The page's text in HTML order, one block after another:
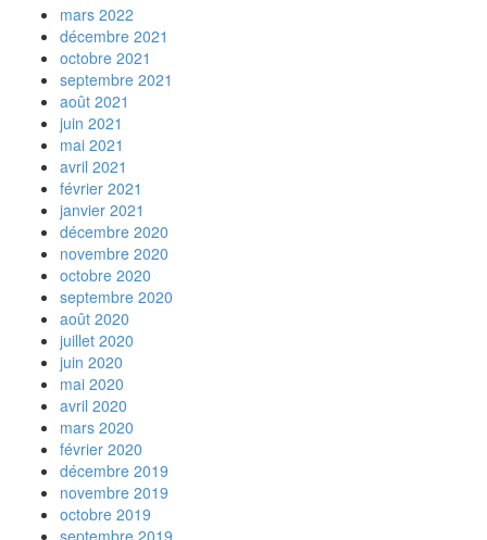
mars 2022
décembre 2021
octobre 2021
septembre 2021
août 2021
juin 2021
mai 2021
avril 2021
février 2021
janvier 2021
décembre 2020
novembre 2020
octobre 2020
septembre 2020
août 2020
juillet 2020
juin 2020
mai 2020
avril 2020
mars 2020
février 2020
décembre 2019
novembre 2019
octobre 2019